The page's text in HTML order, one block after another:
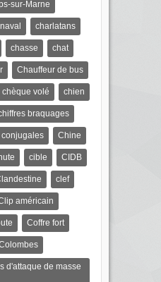
sur-Marne
charlatans
chasse chat
Chauffeur de bus
chèque volé chien
braquages
Chine
cible CIDB
clef
américain
Coffre fort
d'attaque de masse